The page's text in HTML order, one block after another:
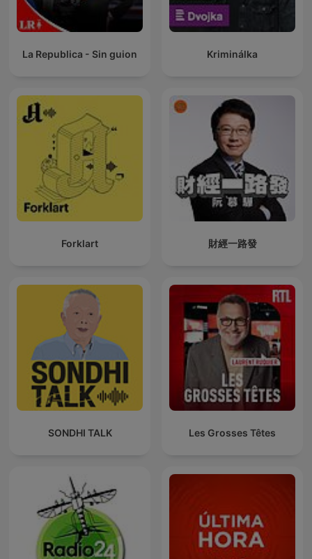
La Republica - Sin guion Kriminálka
Forklart 財經一路發
SONDHI TALK Les Grosses Têtes